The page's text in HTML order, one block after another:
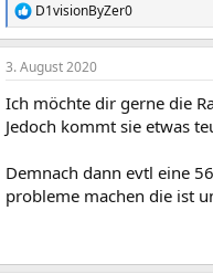
R
e
a
k
i
o
n
:
D1visionByZer0
3. August 2020
Ich möchte dir gerne die
Jedoch kommt sie etwas
Demnach dann evtl eine
probleme machen die ist